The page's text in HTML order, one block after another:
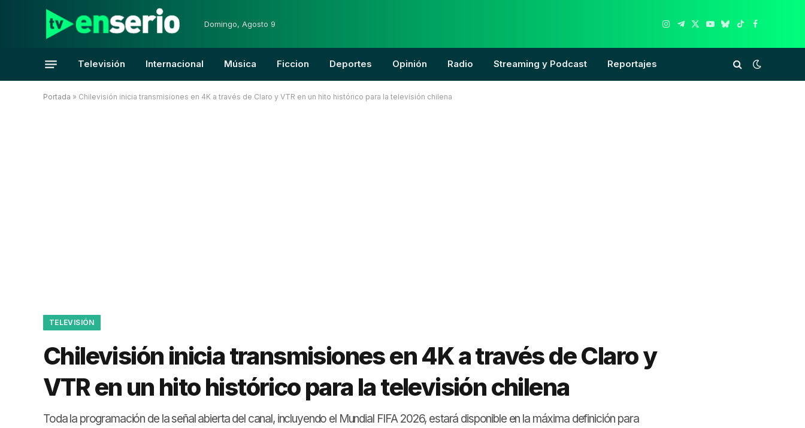
Domingo, Agosto 9
Instagram
Telegram
X
YouTube
Bluesky
TikTokFacebook
Televisión Internacional Música Ficcion Deportes Opinión Radio Streaming y Podcast Reportajes
Portada » Chilevisión inicia transmisiones en 4K a través de Claro y VTR en un hito histórico para la televisión chilena
TELEVISIÓN
Chilevisión inicia transmisiones en 4K a través de Claro y
VTR en un hito histórico para la televisión chilena
Toda la programación de la señal abierta del canal, incluyendo el Mundial FIFA 2026, estará disponible en la máxima definición para